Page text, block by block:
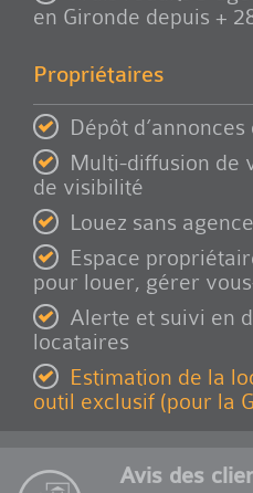
en Gironde depuis +
Propriétaires
Dépôt
Multi-diffusion de
de visibilité
Louez sans
Espace
pour louer, gérer
Alerte et suivi en
locataires
Estimation de la
outil exclusif (pour la
Avis des